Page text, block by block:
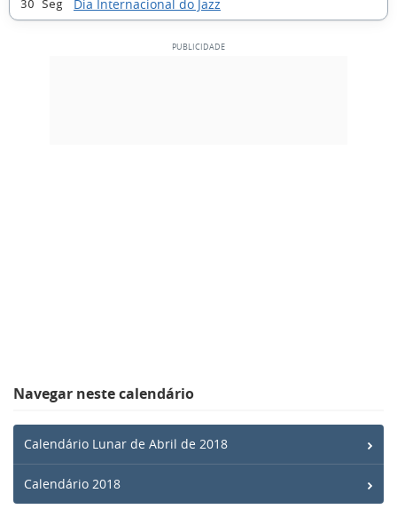
30 Seg Dia Internacional do Jazz
Navegar neste calendário
Calendário Lunar de Abril de 2018
Calendário 2018